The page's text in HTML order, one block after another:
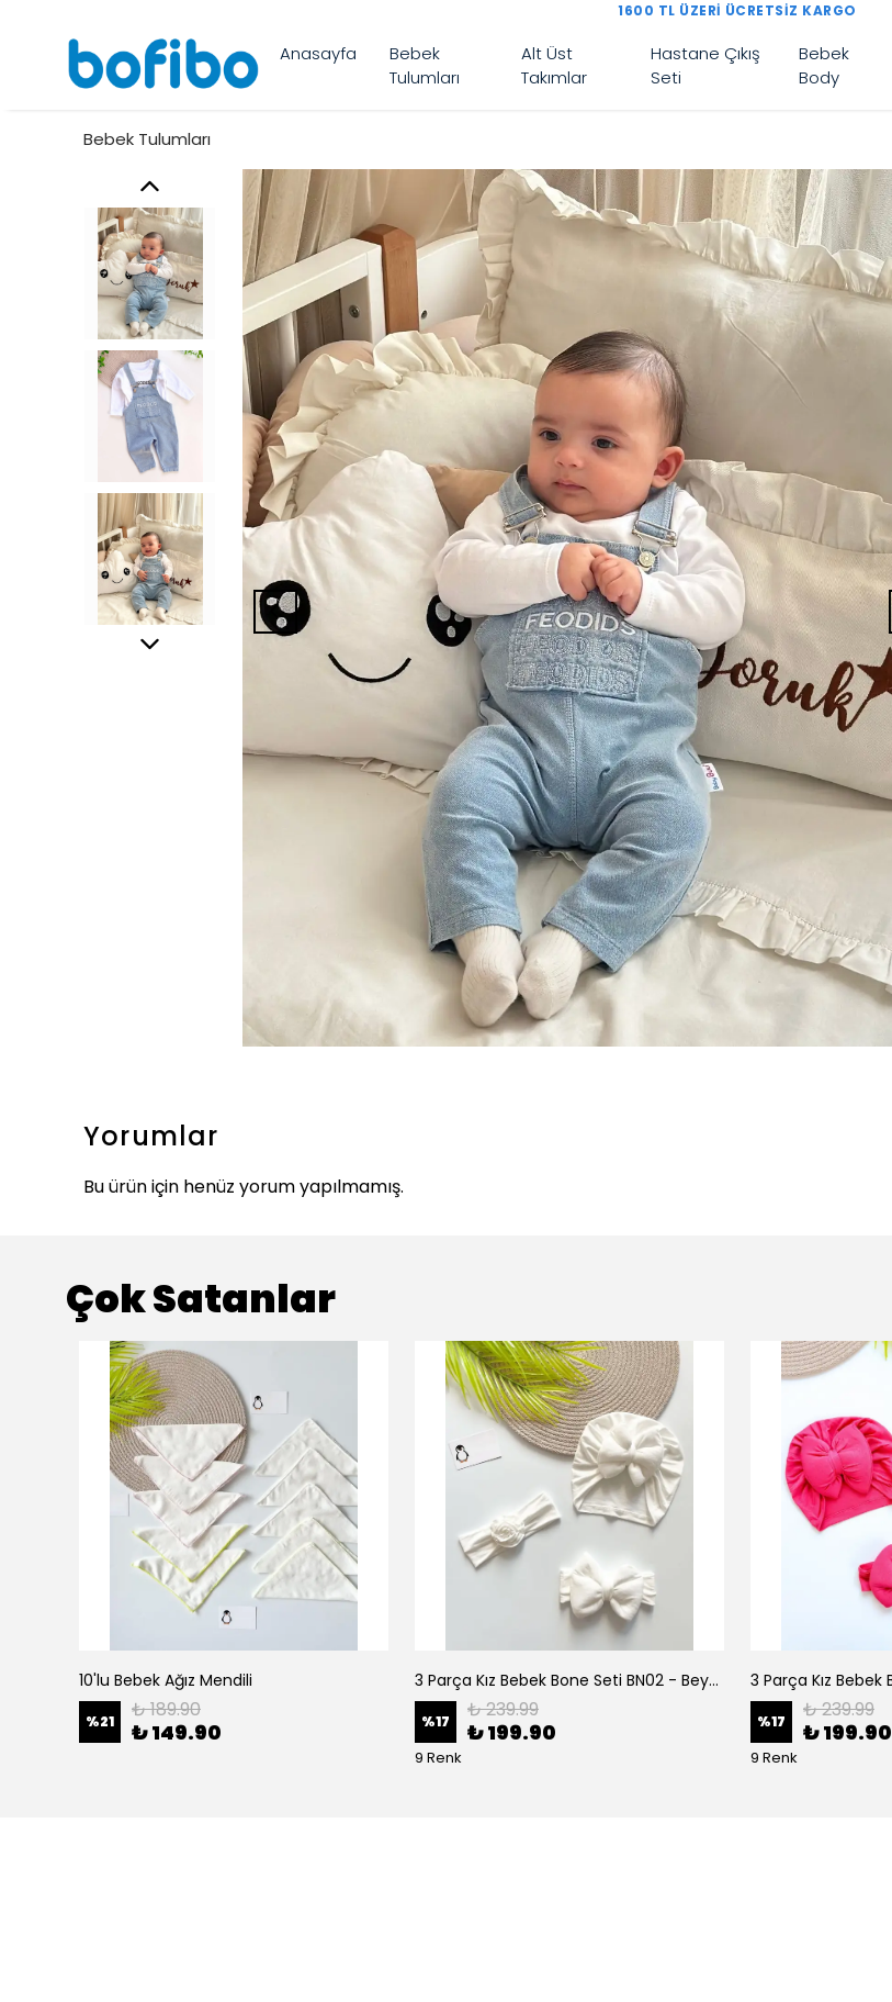
1600 TL ÜZERI ÜCRETSIZ KARGO
Anasayfa
Bebek
Tulumları
Alt Üst
Takımlar
Hastane Çıkış
Seti
Bebek
Body
Bebek Tulumları
Yorumlar
Bu ürün için henüz yorum yapılmamış.
Çok Satanlar
10'lu Bebek Ağız Mendili
%21 ₺ 189.90
₺ 149.90
3 Parça Kız Bebek Bone Seti BN02 - Beyaz
%17 ₺ 239.99
₺ 199.90
9 Renk
%17 ₺ 239.99
₺ 199.90
9 Renk